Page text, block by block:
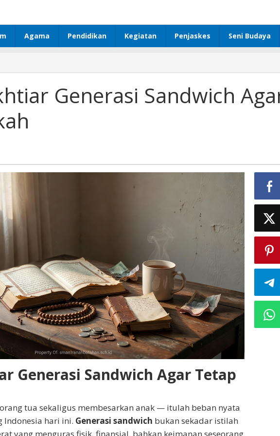
Agama Pendidikan Kegiatan Penjaskes Seni Budaya
Generasi Sandwich
Generasi Sandwich Agar Tetap
tua sekaligus membesarkan anak — itulah beban nyata
hari ini. Generasi sandwich bukan sekadar istilah